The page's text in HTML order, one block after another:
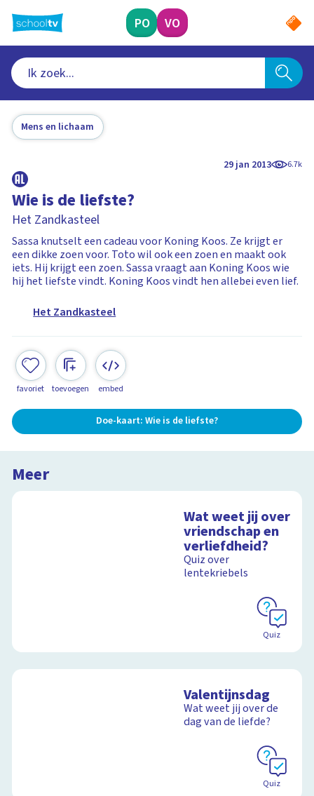
naar
hoofdinhoud
PO VO
Mens en lichaam
29 jan 2013 6.7k
Wie is de liefste?
Het Zandkasteel
Sassa knutselt een cadeau voor Koning Koos. Ze krijgt er
een dikke zoen voor. Toto wil ook een zoen en maakt ook
iets. Hij krijgt een zoen. Sassa vraagt aan Koning Koos wie
hij het liefste vindt. Koning Koos vindt hen allebei even lief.
Het Zandkasteel
favoriet toevoegen embed
Doe-kaart: Wie is de liefste?
Meer
Wat weet jij over
vriendschap en
verliefdheid?
Quiz over
lentekriebels
Quiz
Valentijnsdag
Wat weet jij over de
dag van de liefde?
Quiz